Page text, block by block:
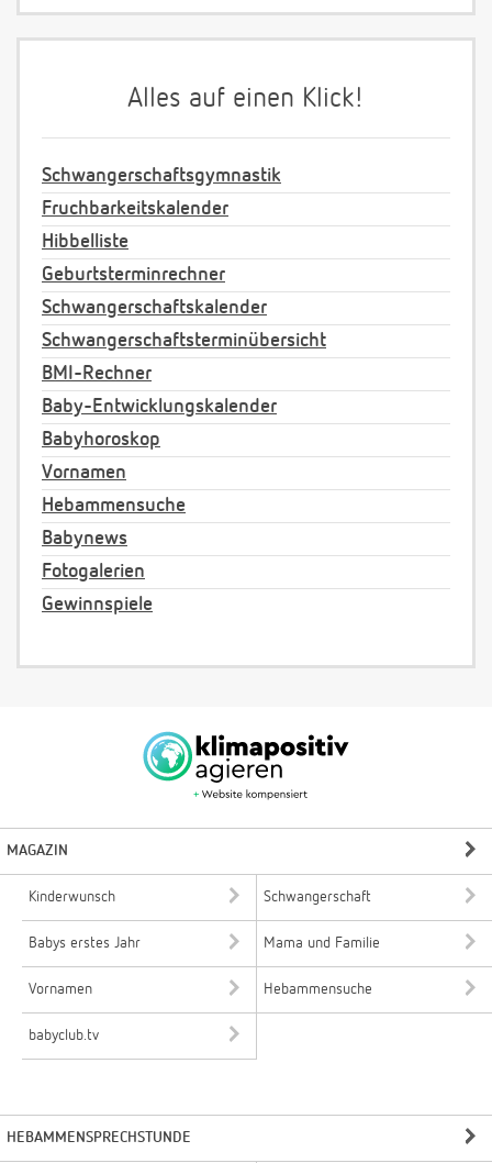
Alles auf einen Klick!
Schwangerschaftsgymnastik
Fruchbarkeitskalender
Hibbelliste
Geburtsterminrechner
Schwangerschaftskalender
Schwangerschaftsterminübersicht
BMI-Rechner
Baby-Entwicklungskalender
Babyhoroskop
Vornamen
Hebammensuche
Babynews
Fotogalerien
Gewinnspiele
MAGAZIN
Kinderwunsch Schwangerschaft
Babys erstes Jahr Mama und Familie
Vornamen Hebammensuche
babyclub.tv
HEBAMMENSPRECHSTUNDE